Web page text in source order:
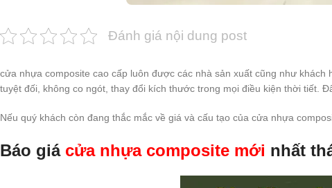
Đánh giá nội dung post
cửa nhựa composite cao cấp luôn được các nhà sản xuất cũng như
tuyệt đối, không co ngót, thay đổi kích thước trong mọi điều kiện thời tiết.
Nếu quý khách còn đang thắc mắc về giá và cấu tạo của cửa nhựa
Báo giá cửa nhựa composite mới nhất